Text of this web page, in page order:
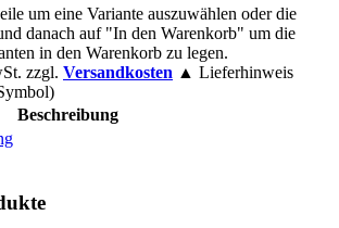
um eine Variante auszuwählen oder die
danach auf "In den Warenkorb" um die
in den Warenkorb zu legen.
zzgl. Versandkosten ▲ Lieferhinweis
Beschreibung